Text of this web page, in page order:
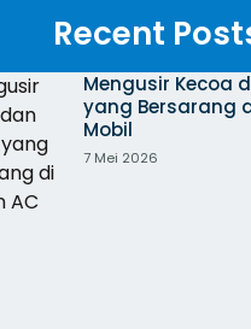
Recent
Mengusir Kecoa
yang Bersarang
Mobil
7 Mei 2026